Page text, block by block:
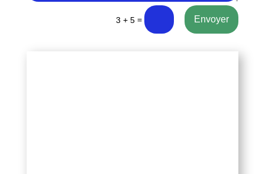
3 + 5 = Envoyer